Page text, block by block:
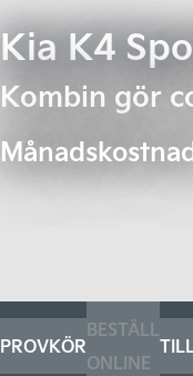
Kia K4
Kombin gör
PROVKÖR
BESTÄLL
ONLINE